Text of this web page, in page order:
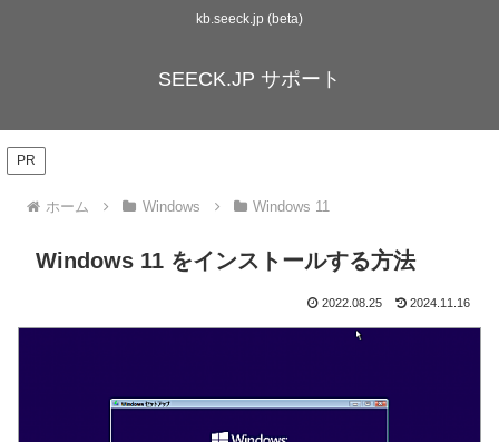
kb.seeck.jp (beta)
SEECK.JP サポート
PR
ホーム Windows Windows 11
Windows 11 をインストールする方法
2022.08.25 2024.11.16